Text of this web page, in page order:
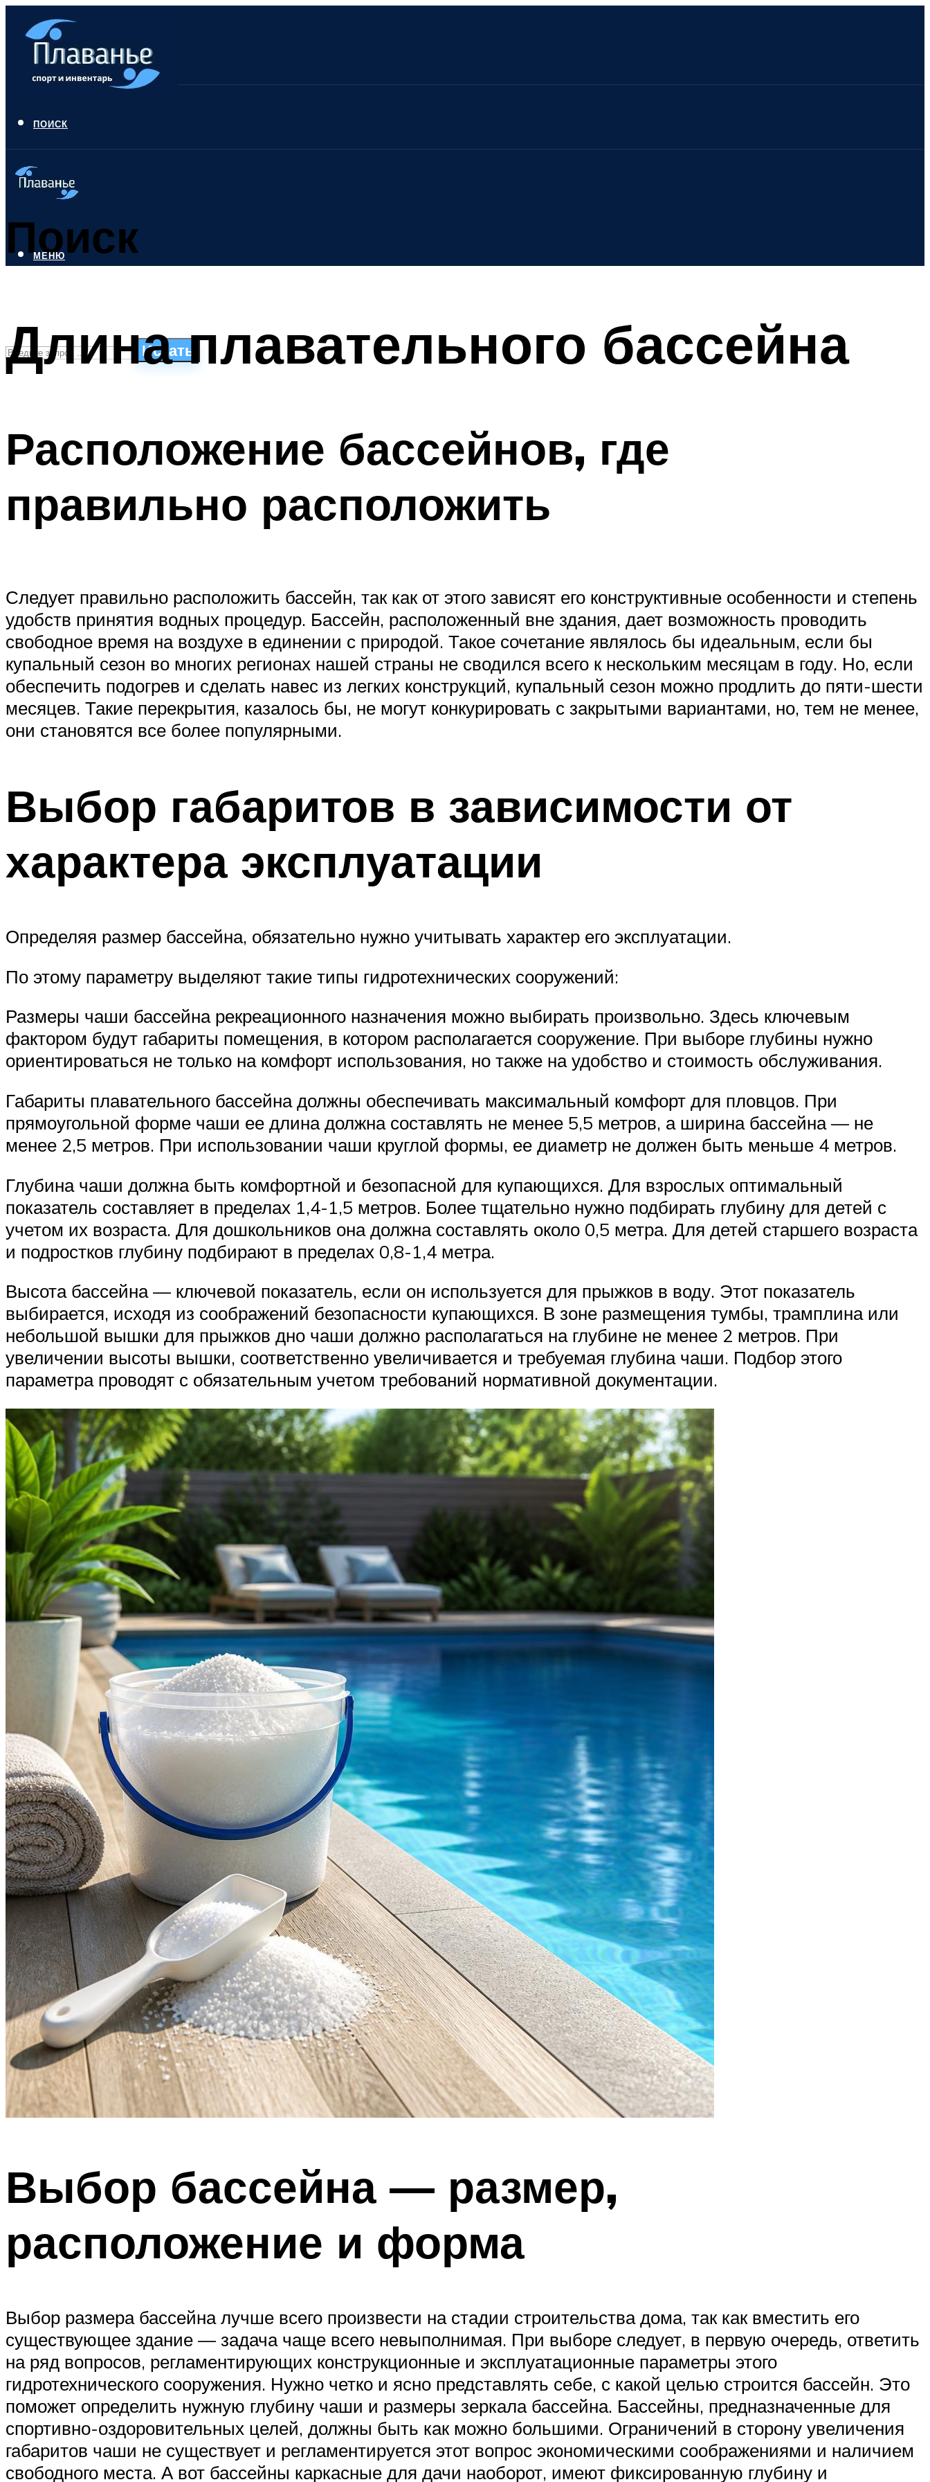
ПОИСК
Поиск
Искать
БАССЕЙН ДЛЯ ДОМА
МЕНЮ
МЕНЮ
Длина плавательного бассейна
Расположение бассейнов, где
правильно расположить
Следует правильно расположить бассейн, так как от этого зависят его конструктивные особенности и степень
удобств принятия водных процедур. Бассейн, расположенный вне здания, дает возможность проводить
свободное время на воздухе в единении с природой. Такое сочетание являлось бы идеальным, если бы
купальный сезон во многих регионах нашей страны не сводился всего к нескольким месяцам в году. Но, если
обеспечить подогрев и сделать навес из легких конструкций, купальный сезон можно продлить до пяти-шести
месяцев. Такие перекрытия, казалось бы, не могут конкурировать с закрытыми вариантами, но, тем не менее,
они становятся все более популярными.
Выбор габаритов в зависимости от
характера эксплуатации
Определяя размер бассейна, обязательно нужно учитывать характер его эксплуатации.
По этому параметру выделяют такие типы гидротехнических сооружений:
Размеры чаши бассейна рекреационного назначения можно выбирать произвольно. Здесь ключевым
фактором будут габариты помещения, в котором располагается сооружение. При выборе глубины нужно
ориентироваться не только на комфорт использования, но также на удобство и стоимость обслуживания.
Габариты плавательного бассейна должны обеспечивать максимальный комфорт для пловцов. При
прямоугольной форме чаши ее длина должна составлять не менее 5,5 метров, а ширина бассейна — не
менее 2,5 метров. При использовании чаши круглой формы, ее диаметр не должен быть меньше 4 метров.
Глубина чаши должна быть комфортной и безопасной для купающихся. Для взрослых оптимальный
показатель составляет в пределах 1,4-1,5 метров. Более тщательно нужно подбирать глубину для детей с
учетом их возраста. Для дошкольников она должна составлять около 0,5 метра. Для детей старшего возраста
и подростков глубину подбирают в пределах 0,8-1,4 метра.
Высота бассейна — ключевой показатель, если он используется для прыжков в воду. Этот показатель
выбирается, исходя из соображений безопасности купающихся. В зоне размещения тумбы, трамплина или
небольшой вышки для прыжков дно чаши должно располагаться на глубине не менее 2 метров. При
увеличении высоты вышки, соответственно увеличивается и требуемая глубина чаши. Подбор этого
параметра проводят с обязательным учетом требований нормативной документации.
Выбор бассейна — размер,
расположение и форма
Выбор размера бассейна лучше всего произвести на стадии строительства дома, так как вместить его
существующее здание — задача чаще всего невыполнимая. При выборе следует, в первую очередь, ответить
на ряд вопросов, регламентирующих конструкционные и эксплуатационные параметры этого
гидротехнического сооружения. Нужно четко и ясно представлять себе, с какой целью строится бассейн. Это
поможет определить нужную глубину чаши и размеры зеркала бассейна. Бассейны, предназначенные для
спортивно-оздоровительных целей, должны быть как можно большими. Ограничений в сторону увеличения
габаритов чаши не существует и регламентируется этот вопрос экономическими соображениями и наличием
свободного места. А вот бассейны каркасные для дачи наоборот, имеют фиксированную глубину и